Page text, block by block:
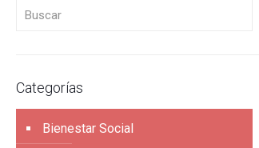
Buscar
Categorías
Bienestar Social